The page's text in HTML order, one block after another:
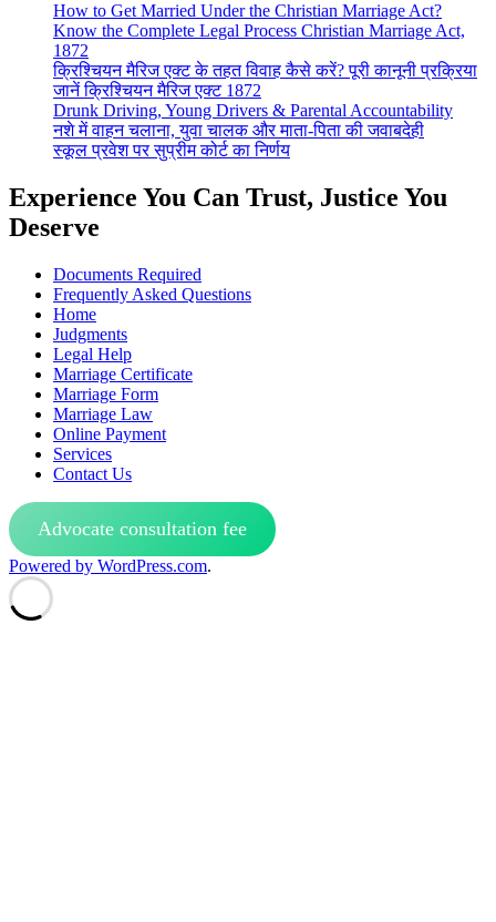
How to Get Married Under the Christian Marriage Act?
Know the Complete Legal Process Christian Marriage Act,
1872
क्रिश्चियन मैरिज एक्ट के तहत विवाह कैसे करें? पूरी कानूनी प्रक्रिया
जानें क्रिश्चियन मैरिज एक्ट 1872
Drunk Driving, Young Drivers & Parental Accountability
नशे में वाहन चलाना, युवा चालक और माता-पिता की जवाबदेही
स्कूल प्रवेश पर सुप्रीम कोर्ट का निर्णय
Experience You Can Trust, Justice You
Deserve
Documents Required
Frequently Asked Questions
Home
Judgments
Legal Help
Marriage Certificate
Marriage Form
Marriage Law
Online Payment
Services
Contact Us
Advocate consultation fee
Powered by WordPress.com.